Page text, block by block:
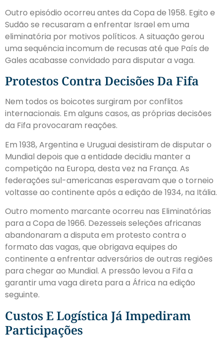
Outro episódio ocorreu antes da Copa de 1958. Egito e
Sudão se recusaram a enfrentar Israel em uma
eliminatória por motivos políticos. A situação gerou
uma sequéncia incomum de recusas até que País de
Gales acabasse convidado para disputar a vaga.
Protestos Contra Decisões Da Fifa
Nem todos os boicotes surgiram por conflitos
internacionais. Em alguns casos, as próprias decisões
da Fifa provocaram reações.
Em 1938, Argentina e Uruguai desistiram de disputar o
Mundial depois que a entidade decidiu manter a
competição na Europa, desta vez na França. As
federações sul-americanas esperavam que o torneio
voltasse ao continente após a edição de 1934, na Itália.
Outro momento marcante ocorreu nas Eliminatórias
para a Copa de 1966. Dezesseis seleções africanas
abandonaram a disputa em protesto contra o
formato das vagas, que obrigava equipes do
continente a enfrentar adversários de outras regiões
para chegar ao Mundial. A pressão levou a Fifa a
garantir uma vaga direta para a África na edição
seguinte.
Custos E Logística Já Impediram
Participações